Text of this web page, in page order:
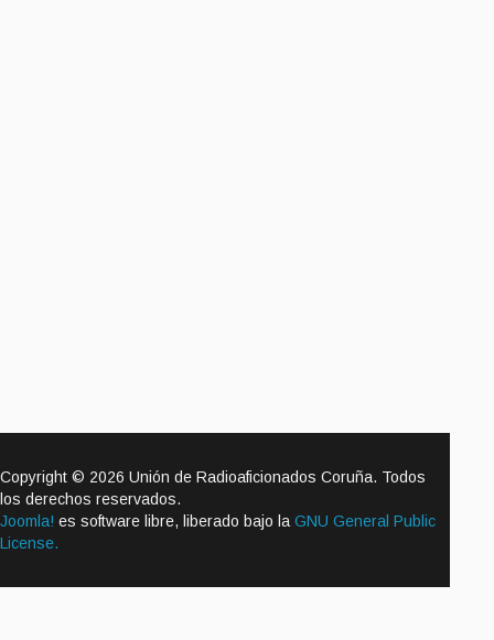
Copyright © 2026 Unión de Radioaficionados Coruña. Todos
los derechos reservados.
Joomla! es software libre, liberado bajo laGNU General Public
License.